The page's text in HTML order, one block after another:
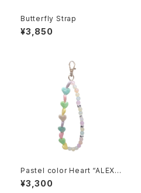
Butterfly Strap
¥3,850
Pastel color Heart “ALEX”
Strap
¥3,300